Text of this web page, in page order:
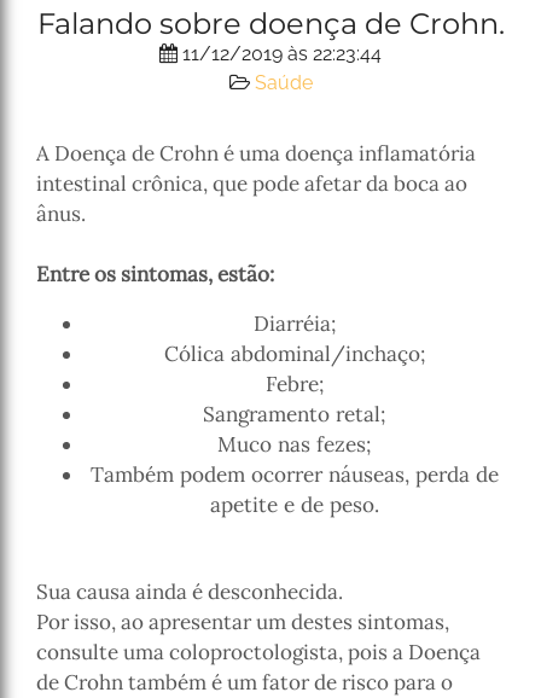
Falando sobre doença de Crohn.
11/12/2019 às 22:23:44
Saúde
A Doença de Crohn é uma doença inflamatória
intestinal crônica, que pode afetar da boca ao
ânus.
Entre os sintomas, estão:
Diarréia;
Cólica abdominal/inchaço;
Febre;
Sangramento retal;
Muco nas fezes;
Também podem ocorrer náuseas, perda de
apetite e de peso.
Sua causa ainda é desconhecida.
Por isso, ao apresentar um destes sintomas,
consulte uma coloproctologista, pois a Doença
de Crohn também é um fator de risco para o